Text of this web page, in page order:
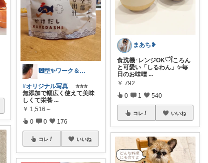
🅱️型✨ワーク＆ライフスタイル💪
#オリジナル写真 ⭐⭐⭐
無添加で幅広く使えて美味
しくて栄養 ...
￥ 1,516～
0 0 176
コレ いいね
まあち❥
食洗機･レンジOK𓎩𓌉ころん
と可愛い「しるわん」✨毎
日のお味噌 ...
￥ 792
0 1 540
コレ いいね